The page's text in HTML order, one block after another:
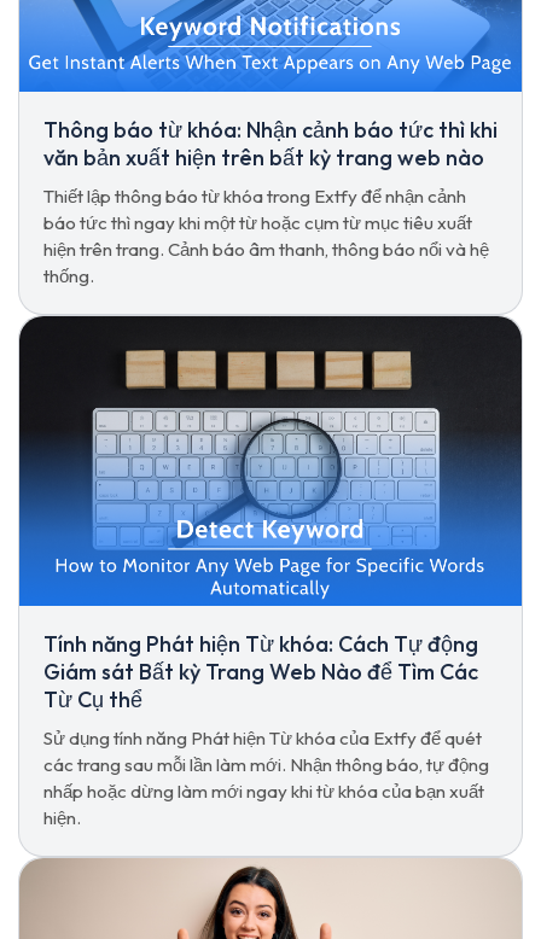
Thông báo từ khóa: Nhận cảnh báo tức thì khi
văn bản xuất hiện trên bất kỳ trang web nào
Thiết lập thông báo từ khóa trong Extfy để nhận cảnh
báo tức thì ngay khi một từ hoặc cụm từ mục tiêu xuất
hiện trên trang. Cảnh báo âm thanh, thông báo nổi và hệ
thống.
Tính năng Phát hiện Từ khóa: Cách Tự động
Giám sát Bất kỳ Trang Web Nào để Tìm Các
Từ Cụ thể
Sử dụng tính năng Phát hiện Từ khóa của Extfy để quét
các trang sau mỗi lần làm mới. Nhận thông báo, tự động
nhấp hoặc dừng làm mới ngay khi từ khóa của bạn xuất
hiện.